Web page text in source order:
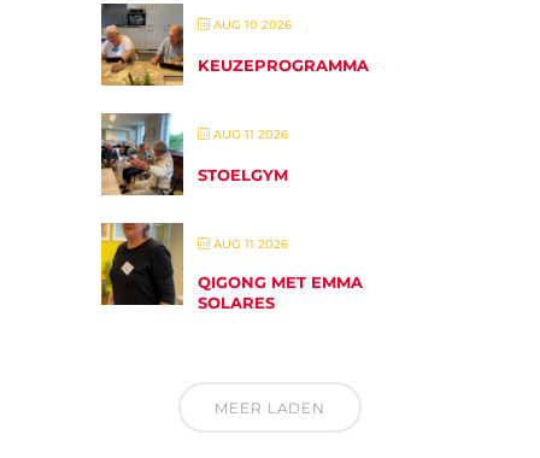
AUG 10 2026
KEUZEPROGRAMMA
AUG 11 2026
STOELGYM
AUG 11 2026
QIGONG MET EMMA
SOLARES
MEER LADEN